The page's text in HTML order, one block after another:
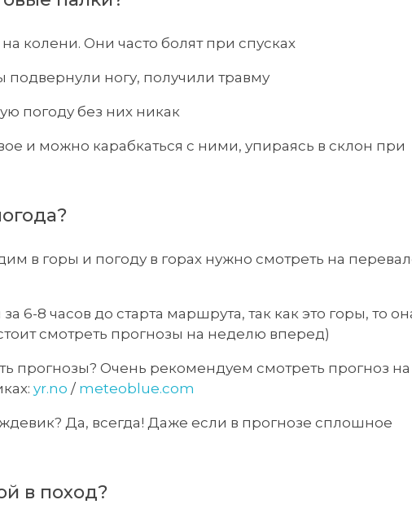
колени. Они часто болят при спусках
подвернули ногу, получили травму
погоду без них никак
и можно карабкаться с ними, упираясь в склон при
в горы и погоду в горах нужно смотреть на
6-8 часов до старта маршрута, так как это горы, то
смотреть прогнозы на неделю вперед)
прогнозы? Очень рекомендуем смотреть прогноз на
yr.no / meteoblue.com
Да, всегда! Даже если в прогнозе сплошное
в поход?